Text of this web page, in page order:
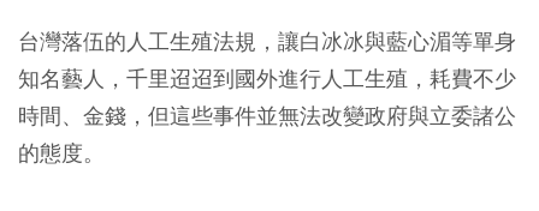
台灣落伍的人工生殖法規，讓白冰冰與藍心湄等單身
知名藝人，千里迢迢到國外進行人工生殖，耗費不少
時間、金錢，但這些事件並無法改變政府與立委諸公
的態度。